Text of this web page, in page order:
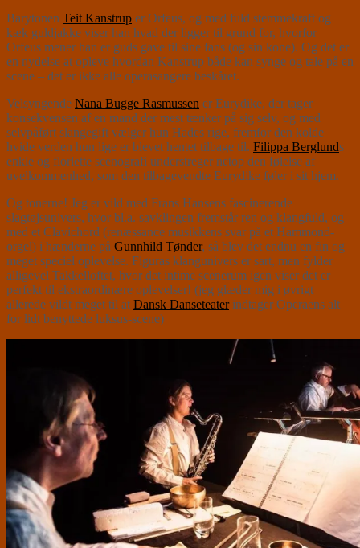
Barytonen Teit Kanstrup er Orfeus, og med fuld stemmekraft og
kæk guldjakke viser han hvad der ligger til grund for, hvorfor
Orfeus mener han er guds gave til sine fans (og sin kone). Og det er
en nydelse at opleve hvordan Kanstrup både kan synge og tale på en
scene – det er ikke alle operasangere beskåret.
Velsyngende Nana Bugge Rasmussen er Eurydike, der tager
konsekvensen af en mand der mest tænker på sig selv, og med
selvpåført slangegift vælger hun Hades rige, fremfor den kolde
hvide verden hun lige er blevet hentet tilbage til. Filippa Berglunds
enkle og florlette scenografi understreger netop den følelse af
uvelkommenhed, som den tilbagevendte Eurydike føler i sit hjem.
Og tonerne! Jeg er vild med Frans Hansens fascinerende
slagtøjsunivers, hvor bl.a. savklingen fremstår ren og klangfuld, og
med et Clavichord (renæssance musikkens svar på et Hammond-
orgel) i hænderne på Gunnhild Tønder, så blev det endnu en fin og
meget speciel oplevelse. Figuras klangunivers er sart, men fylder
alligevel Takkelloftet, hvor det intime scenerum igen viser det er
perfekt til ekstraordinære oplevelser! (jeg glæder mig i øvrigt
allerede vildt meget til at Dansk Danseteaterindtager Operaens alt
for lidt benyttede luksus-scene)